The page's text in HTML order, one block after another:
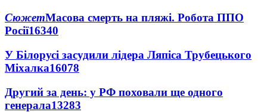
СюжетМасова смерть на пляжі. Робота ППО
Росії16340
У Білорусі засудили лідера Ляпіса Трубецького
Міхалка16078
Другий за день: у РФ поховали ще одного
генерала13283